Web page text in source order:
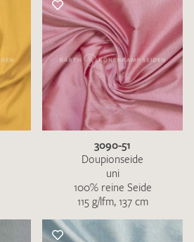
3090-51
Doupionseide
uni
100% reine Seide
115 g/lfm, 137 cm